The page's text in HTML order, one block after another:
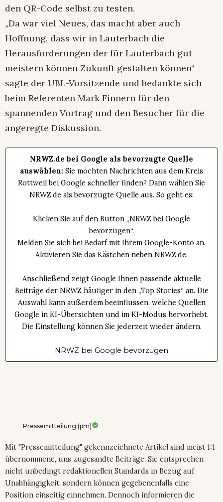
den QR-Code selbst zu testen.
„Da war viel Neues, das macht aber auch
Hoffnung, dass wir in Lauterbach die
Herausforderungen der für Lauterbach gut
meistern können Zukunft gestalten können“
sagte der UBL-Vorsitzende und bedankte sich
beim Referenten Mark Finnern für den
spannenden Vortrag und den Besucher für die
angeregte Diskussion.
NRWZ.de bei Google als bevorzugte Quelle
auswählen: Sie möchten Nachrichten aus dem Kreis
Rottweil bei Google schneller finden? Dann wählen Sie
NRWZ.de als bevorzugte Quelle aus. So geht es:
Klicken Sie auf den Button „NRWZ bei Google
bevorzugen“.
Melden Sie sich bei Bedarf mit Ihrem Google-Konto an.
Aktivieren Sie das Kästchen neben NRWZ.de.
Anschließend zeigt Google Ihnen passende aktuelle
Beiträge der NRWZ häufiger in den „Top Stories“ an. Die
Auswahl kann außerdem beeinflussen, welche Quellen
Google in KI-Übersichten und im KI-Modus hervorhebt.
Die Einstellung können Sie jederzeit wieder ändern.
NRWZ bei Google bevorzugen
Pressemitteilung (pm)
Mit "Pressemitteilung" gekennzeichnete Artikel sind meist 1:1
übernommene, uns zugesandte Beiträge. Sie entsprechen
nicht unbedingt redaktionellen Standards in Bezug auf
Unabhängigkeit, sondern können gegebenenfalls eine
Position einseitig einnehmen. Dennoch informieren die